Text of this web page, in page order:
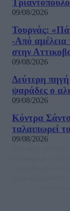
09/08/2026
Τουρνάς:
-Από
στην
09/08/2026
Δεύτερη πηγή
ψαράδες ο
09/08/2026
Κόντρα
ταλαιπωρεί
09/08/2026